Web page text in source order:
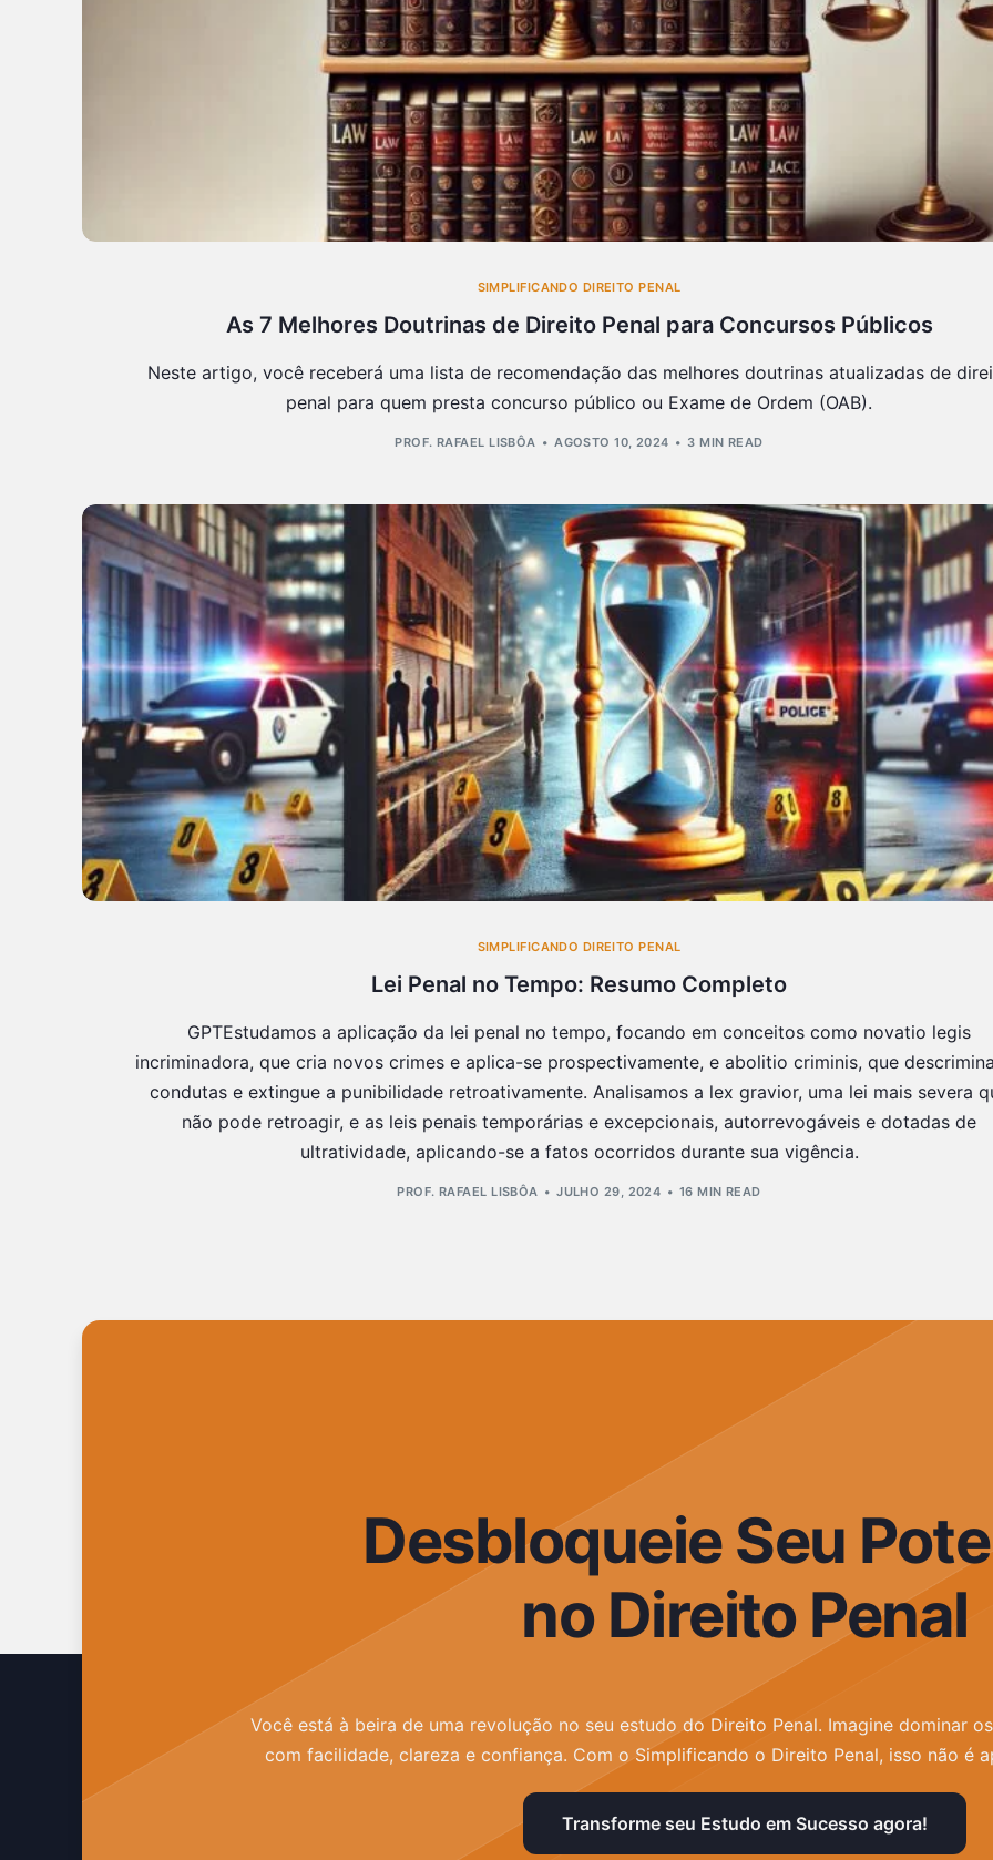
SIMPLIFICANDO DIREITO PENAL
As 7 Melhores Doutrinas de Direito Penal para Concursos Públicos
Neste artigo, você receberá uma lista de recomendação das melhores doutrinas atualizadas de
penal para quem presta concurso público ou Exame de Ordem (OAB).
PROF. RAFAEL LISBÔA AGOSTO 10, 2024 3 MIN READ
SIMPLIFICANDO DIREITO PENAL
Lei Penal no Tempo: Resumo Completo
GPTEstudamos a aplicação da lei penal no tempo, focando em conceitos como novatio legis
incriminadora, que cria novos crimes e aplica-se prospectivamente, e abolitio criminis, que
condutas e extingue a punibilidade retroativamente. Analisamos a lex gravior, uma lei mais severa
não pode retroagir, e as leis penais temporárias e excepcionais, autorrevogáveis e dotadas de
ultratividade, aplicando-se a fatos ocorridos durante sua vigência.
PROF. RAFAEL LISBÔA JULHO 29, 2024 16 MIN READ
Desbloqueie Seu
no Direito Penal
Você está à beira de uma revolução no seu estudo do Direito Penal. Imagine dominar
com facilidade, clareza e confiança. Com o Simplificando o Direito Penal, isso não é
Transforme seu Estudo em Sucesso agora!